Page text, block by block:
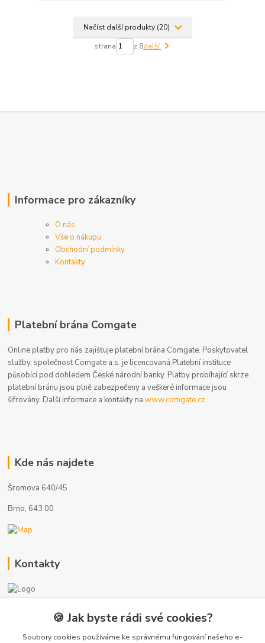
Načíst další produkty (20)
strana z 8další
Informace pro zákazníky
O nás
Vše o nákupu
Obchodní podmínky
Kontakty
Platební brána Comgate
Online platby pro nás zajišťuje platební brána Comgate. Poskytovatel
služby, společnost Comgate a.s. je licencovaná Platební instituce
působící pod dohledem České národní banky. Platby probíhající skrze
platební bránu jsou plně zabezpečeny a veškeré informace jsou
šifrovány. Další informace a kontakty nawww.comgate.cz.
Kde nás najdete
Šromova 640/45
Brno, 643 00
Kontakty
+420 775 872 753
🍪 Jak byste rádi své cookies?
Soubory cookies používáme ke správnému fungování našeho e-